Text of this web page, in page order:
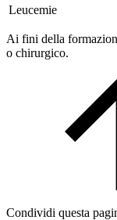
Leucemie
Ai fini della
o chirurgico.
Condividi questa